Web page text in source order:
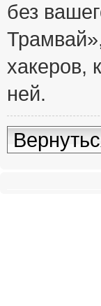
без
хакеров,
ней.